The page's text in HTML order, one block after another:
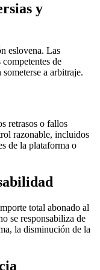
y
eslovena. Las
de
a arbitraje.
retrasos o fallos
razonable, incluidos
de la plataforma o
total abonado al
se responsabiliza de
la disminución de la